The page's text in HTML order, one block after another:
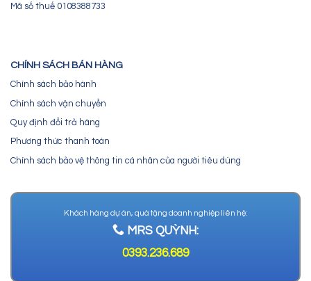
Mã số thuế 0108388733
CHÍNH SÁCH BÁN HÀNG
Chính sách bảo hành
Chính sách vận chuyển
Quy định đổi trả hàng
Phương thức thanh toán
Chính sách bảo vệ thông tin cá nhân của người tiêu dùng
Khách hàng dự án, quà tặng doanh nghiệp liên hệ:
MRS QUỲNH:
0393.236.689